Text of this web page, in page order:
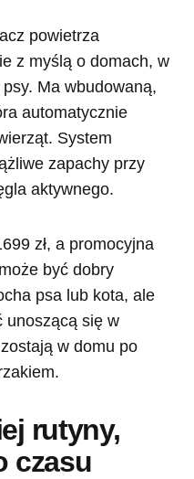
powietrza
z myślą o domach, w
Ma wbudowaną,
automatycznie
System
zapachy przy
aktywnego.
zł, a promocyjna
być dobry
psa lub kota, ale
unoszącą się w
w domu po
rutyny,
czasu